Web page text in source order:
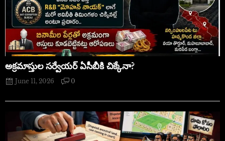
అక్రమాస్తుల సర్వేయర్ ఏసీబీకి చిక్కేనా?
June 11, 2026 0